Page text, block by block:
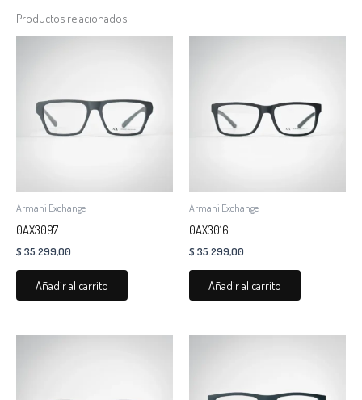
Productos relacionados
Armani Exchange
0AX3097
$ 35.299,00
Añadir al carrito
Armani Exchange
0AX3016
$ 35.299,00
Añadir al carrito